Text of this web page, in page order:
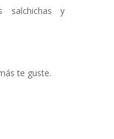
salchichas y
te guste.